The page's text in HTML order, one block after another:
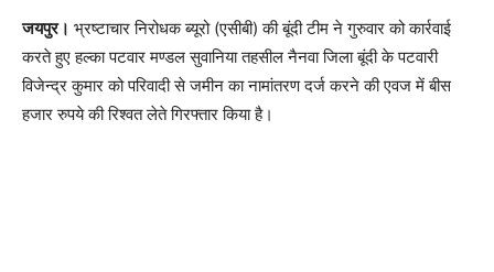
जयपुर। भ्रष्टाचार निरोधक ब्यूरो (एसीबी) की बूंदी टीम ने गुरुवार को कार्रवाई
करते हुए हल्का पटवार मण्डल सुवानिया तहसील नैनवा जिला बूंदी के पटवारी
विजेन्द्र कुमार को परिवादी से जमीन का नामांतरण दर्ज करने की एवज में बीस
हजार रुपये की रिश्वत लेते गिरफ्तार किया है।